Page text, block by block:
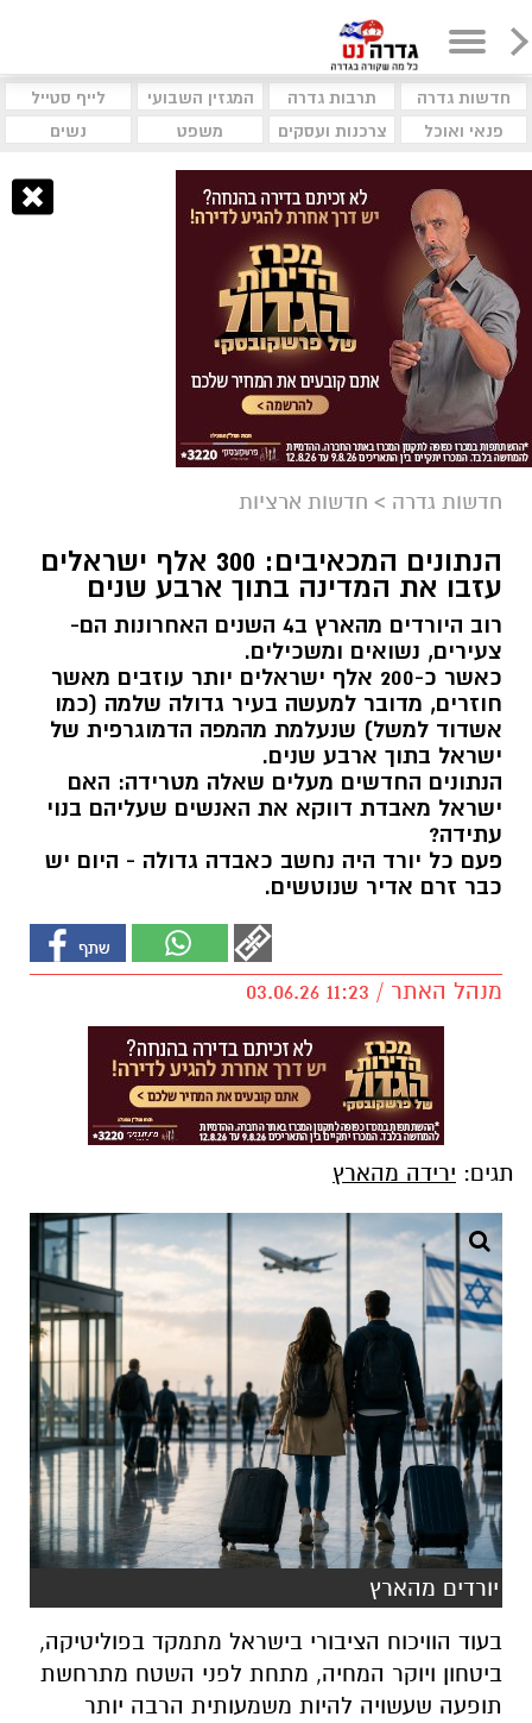
חדשות גדרה תרבות גדרה המגזין השבועי
לייף סטייל
פנאי ואוכל
צרכנות ועסקים משפט נשים
חדשות גדרה > חדשות ארציות
הנתונים המכאיבים: 300 אלף ישראלים
עזבו את המדינה בתוך ארבע שנים
רוב היורדים מהארץ ב4 השנים האחרונות הם-
צעירים, נשואים ומשכילים.
כאשר כ-200 אלף ישראלים יותר עוזבים מאשר
חוזרים, מדובר למעשה בעיר גדולה שלמה (כמו
אשדוד למשל) שנעלמת מהמפה הדמוגרפית של
ישראל בתוך ארבע שנים.
הנתונים החדשים מעלים שאלה מטרידה: האם
ישראל מאבדת דווקא את האנשים שעליהם בנוי
עתידה?
פעם כל יורד היה נחשב כאבדה גדולה - היום יש
כבר זרם אדיר שנוטשים.
מנהל האתר / 11:23 03.06.26
תגים: ירידה מהארץ
יורדים מהארץ
בעוד הוויכוח הציבורי בישראל מתמקד בפוליטיקה,
ביטחון ויוקר המחיה, מתחת לפני השטח מתרחשת
תופעה שעשויה להיות משמעותית הרבה יותר